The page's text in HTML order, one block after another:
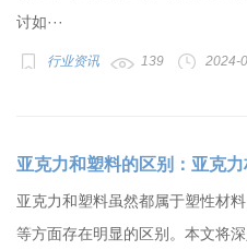
讨如···
行业资讯 139 2024-
亚克力和塑料的区别：亚克
亚克力和塑料虽然都属于塑性材
等方面存在明显的区别。本文将